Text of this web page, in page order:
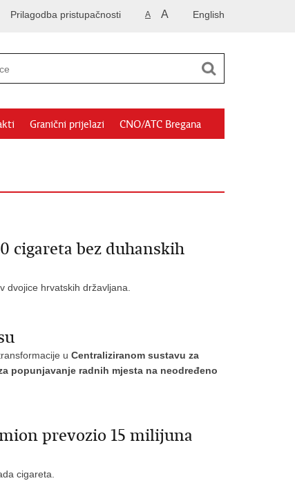
English
A A
Prilagodba pristupačnosti
Granični prijelazi CNO/ATC Bregana
cigareta bez duhanskih
dvojice hrvatskih državljana.
u Centraliziranom sustavu za
popunjavanje radnih mjesta na neodređeno
prevozio 15 milijuna
cigareta.